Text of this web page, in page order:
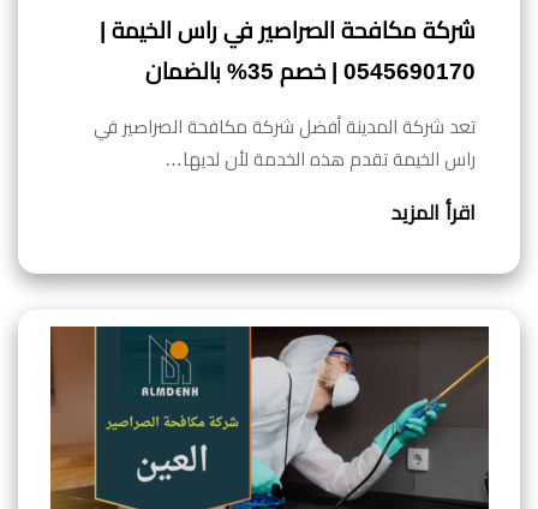
شركة مكافحة الصراصير في راس الخيمة |
0545690170 | خصم 35% بالضمان
تعد شركة المدينة أفضل شركة مكافحة الصراصير في
راس الخيمة تقدم هذه الخدمة لأن لديها…
اقرأ المزيد